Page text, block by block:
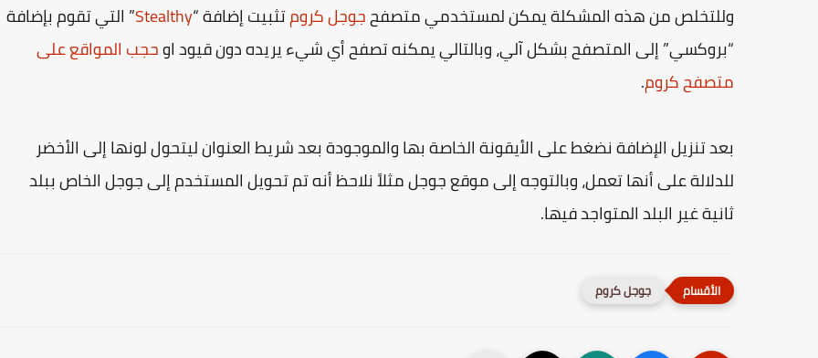
وللتخلص من هذه المشكلة يمكن لمستخدمي متصفحجوجل كرومتثبيت إضافة “Stealthy” التي تقوم بإضافة
“بروكسي” إلى المتصفح بشكل آلي، وبالتالي يمكنه تصفح أي شيء يريده دون قيود اوحجب المواقع على
متصفح كروم.
بعد تنزيل الإضافة نضغط على الأيقونة الخاصة بها والموجودة بعد شريط العنوان ليتحول لونها إلى الأخضر
للدلالة على أنها تعمل، وبالتوجه إلى موقع جوجل مثلاً نلاحظ أنه تم تحويل المستخدم إلى جوجل الخاص ببلد
ثانية غير البلد المتواجد فيها.
جوجل كروم